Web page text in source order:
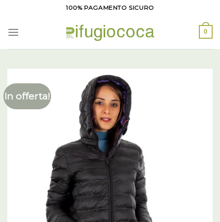
contenuti
100% PAGAMENTO SICURO
0
In offerta!